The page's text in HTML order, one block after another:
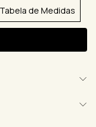
Tabela de Medidas